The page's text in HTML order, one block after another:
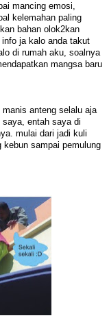
mancing emosi,
kelemahan paling
bahan olok2kan
ja kalo anda takut
di rumah aku, soalnya
mangsa baru
anteng selalu aja
entah saya di
mulai dari jadi kuli
sampai pemulung